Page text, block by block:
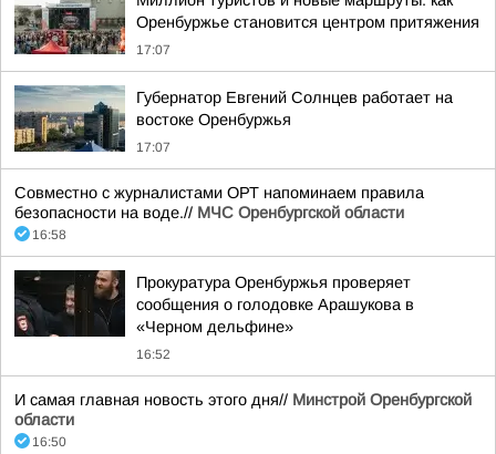
Оренбуржье становится центром притяжения
17:07
Губернатор Евгений Солнцев работает на
востоке Оренбуржья
17:07
Совместно с журналистами ОРТ напоминаем правила
безопасности на воде.// МЧС Оренбургской области
16:58
Прокуратура Оренбуржья проверяет
сообщения о голодовке Арашукова в
«Черном дельфине»
16:52
И самая главная новость этого дня// Минстрой Оренбургской
области
16:50